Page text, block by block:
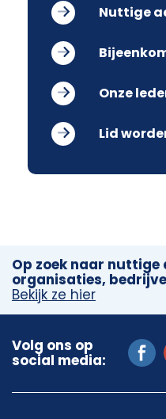
Nuttige
Onze
Lid
Op zoek naar nuttige
organisaties,
Bekijk ze hier
Volg ons op
social media: